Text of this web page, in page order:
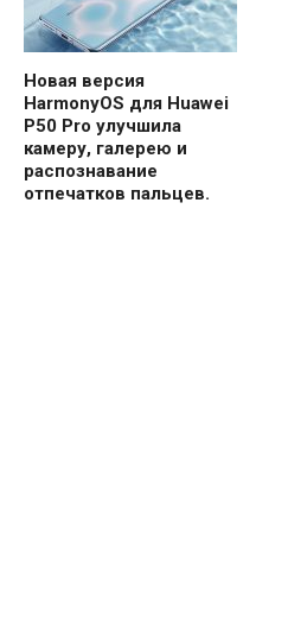
Новая версия
HarmonyOS для Huawei
P50 Pro улучшила
камеру, галерею и
распознавание
отпечатков пальцев.